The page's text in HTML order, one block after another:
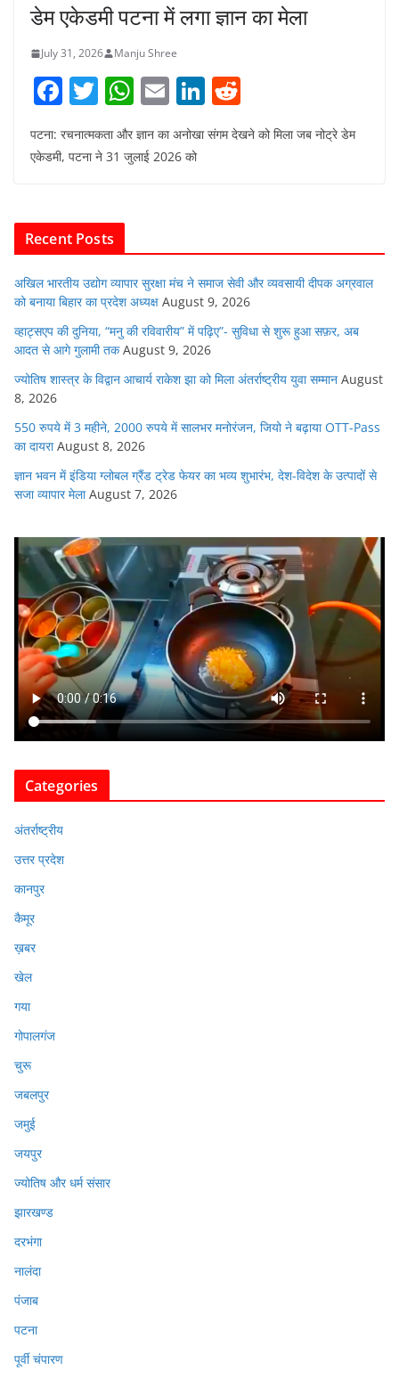
डेम एकेडमी पटना में लगा ज्ञान का मेला
July 31, 2026 Manju Shree
F
c
o
o
k
T
itt
W
at
p
E
m
ai
Li
n
k
e
d
पटना: रचनात्मकता और ज्ञान का अनोखा संगम देखने को मिला जब नोट्रे डेम
एकेडमी, पटना ने 31 जुलाई 2026 को
Recent Posts
अखिल भारतीय उद्योग व्यापार सुरक्षा मंच ने समाज सेवी और व्यवसायी दीपक अग्रवाल
को बनाया बिहार का प्रदेश अध्यक्ष August 9, 2026
व्हाट्सएप की दुनिया, “मनु की रविवारीय” में पढ़िए”- सुविधा से शुरू हुआ सफ़र, अब
आदत से आगे गुलामी तक August 9, 2026
ज्योतिष शास्त्र के विद्वान आचार्य राकेश झा को मिला अंतर्राष्ट्रीय युवा सम्मान August
8, 2026
550 रुपये में 3 महीने, 2000 रुपये में सालभर मनोरंजन, जियो ने बढ़ाया OTT-Pass
का दायरा August 8, 2026
ज्ञान भवन में इंडिया ग्लोबल ग्रैंड ट्रेड फेयर का भव्य शुभारंभ, देश-विदेश के उत्पादों से
सजा व्यापार मेला August 7, 2026
Categories
अंतर्राष्ट्रीय
उत्तर प्रदेश
कानपुर
कैमूर
ख़बर
खेल
गया
गोपालगंज
चुरू
जबलपुर
जमुई
जयपुर
ज्योतिष और धर्म संसार
झारखण्ड
दरभंगा
नालंदा
पंजाब
पटना
पूर्वी चंपारण